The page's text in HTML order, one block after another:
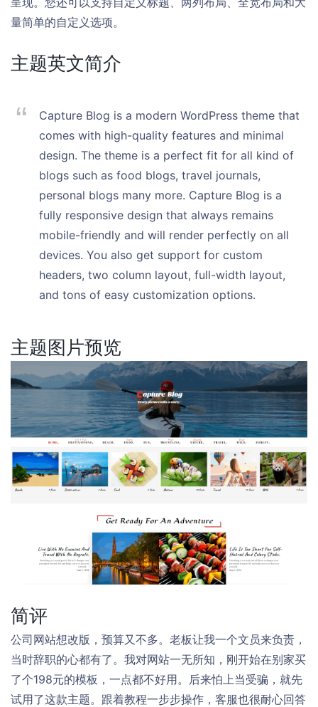
量简单的自定义选项。
主题英文简介
Capture Blog is a modern WordPress theme that
comes with high-quality features and minimal
design. The theme is a perfect fit for all kind of
blogs such as food blogs, travel journals,
personal blogs many more. Capture Blog is a
fully responsive design that always remains
mobile-friendly and will render perfectly on all
devices. You also get support for custom
headers, two column layout, full-width layout,
and tons of easy customization options.
主题图片预览
简评
公司网站想改版，预算又不多。老板让我一个文员来负责，
当时辞职的心都有了。我对网站一无所知，刚开始在别家买
了个198元的模板，一点都不好用。后来怕上当受骗，就先
试用了这款主题。跟着教程一步步操作，客服也很耐心回答